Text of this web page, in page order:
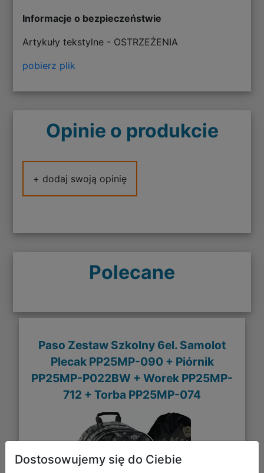
Informacje o bezpieczeństwie
Artykuły tekstylne - OSTRZEŻENIA
pobierz plik
Opinie o produkcie
+ dodaj swoją opinię
Polecane
Paso Zestaw Szkolny 6el. Samolot
Plecak PP25MP-090 + Piórnik
PP25MP-P022BW + Worek PP25MP-
712 + Torba PP25MP-074
Dostosowujemy się do Ciebie